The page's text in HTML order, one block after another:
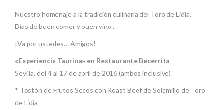
Nuestro homenaje a la tradición culinaria del Toro de Lidia.
Días de buen comer y buen vino .
¡Va por ustedes… Amigos!
«Experiencia Taurina» en Restaurante Becerrita
Sevilla, del 4 al 17 de abril de 2016 (ambos inclusive)
* Tostón de Frutos Secos con Roast Beef de Solomillo de Toro
de Lidia